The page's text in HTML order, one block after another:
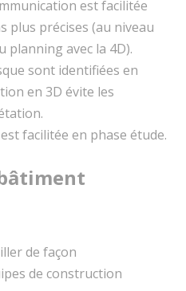
est facilitée
plus précises (au niveau
planning avec la 4D).
sont identifiées en
en 3D évite les
facilitée en phase étude.
de façon
de construction